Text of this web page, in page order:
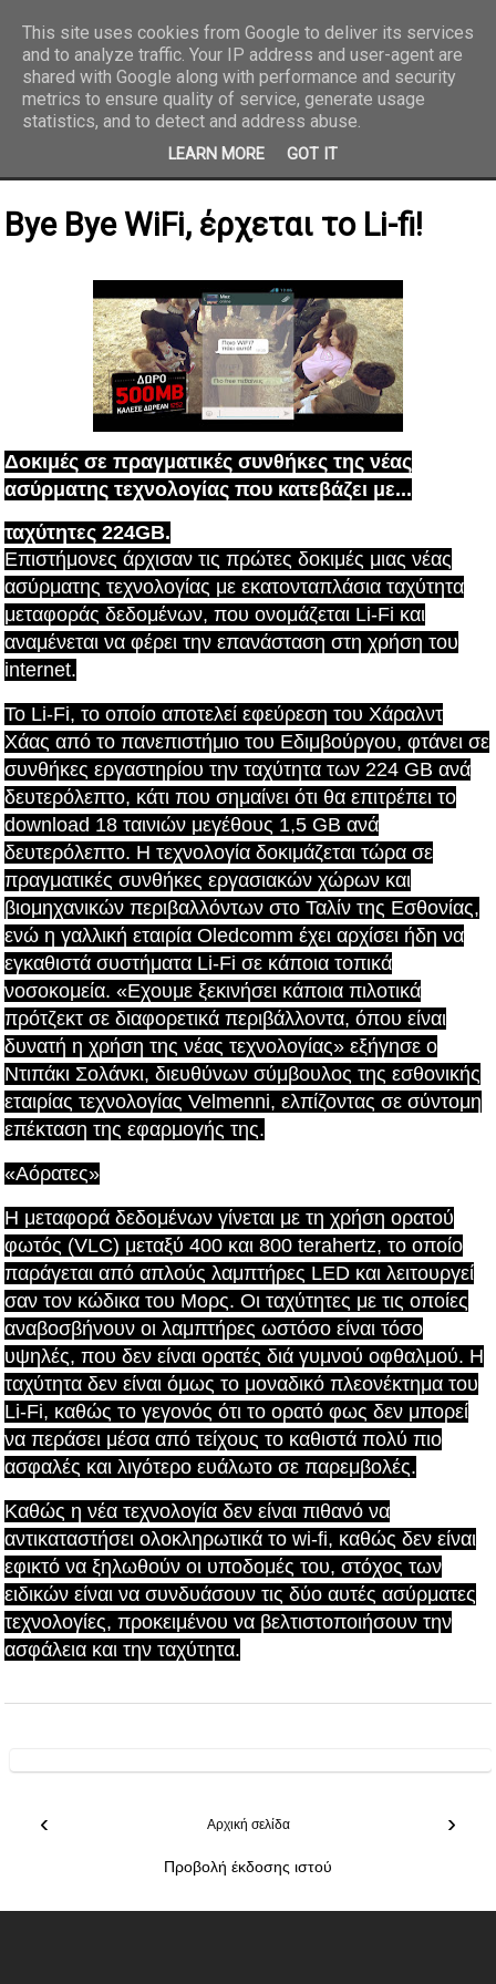
REPORTAZ NET
Bye Bye WiFi, έρχεται το Li-fi!
Δοκιμές σε πραγματικές συνθήκες της νέας
ασύρματης τεχνολογίας που κατεβάζει με...
ταχύτητες 224GB.
Επιστήμονες άρχισαν τις πρώτες δοκιμές μιας νέας
ασύρματης τεχνολογίας με εκατονταπλάσια ταχύτητα
μεταφοράς δεδομένων, που ονομάζεται Li-Fi και
αναμένεται να φέρει την επανάσταση στη χρήση του
internet.
Το Li-Fi, το οποίο αποτελεί εφεύρεση του Χάραλντ
Χάας από το πανεπιστήμιο του Εδιμβούργου, φτάνει σε
συνθήκες εργαστηρίου την ταχύτητα των 224 GB ανά
δευτερόλεπτο, κάτι που σημαίνει ότι θα επιτρέπει το
download 18 ταινιών μεγέθους 1,5 GB ανά
δευτερόλεπτο. Η τεχνολογία δοκιμάζεται τώρα σε
πραγματικές συνθήκες εργασιακών χώρων και
βιομηχανικών περιβαλλόντων στο Ταλίν της Εσθονίας,
ενώ η γαλλική εταιρία Oledcomm έχει αρχίσει ήδη να
εγκαθιστά συστήματα Li-Fi σε κάποια τοπικά
νοσοκομεία. «Εχουμε ξεκινήσει κάποια πιλοτικά
πρότζεκτ σε διαφορετικά περιβάλλοντα, όπου είναι
δυνατή η χρήση της νέας τεχνολογίας» εξήγησε ο
Ντιπάκι Σολάνκι, διευθύνων σύμβουλος της εσθονικής
εταιρίας τεχνολογίας Velmenni, ελπίζοντας σε σύντομη
επέκταση της εφαρμογής της.
«Αόρατες»
Η μεταφορά δεδομένων γίνεται με τη χρήση ορατού
φωτός (VLC) μεταξύ 400 και 800 terahertz, το οποίο
παράγεται από απλούς λαμπτήρες LED και λειτουργεί
σαν τον κώδικα του Μορς. Οι ταχύτητες με τις οποίες
αναβοσβήνουν οι λαμπτήρες ωστόσο είναι τόσο
υψηλές, που δεν είναι ορατές διά γυμνού οφθαλμού. Η
ταχύτητα δεν είναι όμως το μοναδικό πλεονέκτημα του
Li-Fi, καθώς το γεγονός ότι το ορατό φως δεν μπορεί
να περάσει μέσα από τείχους το καθιστά πολύ πιο
ασφαλές και λιγότερο ευάλωτο σε παρεμβολές.
Καθώς η νέα τεχνολογία δεν είναι πιθανό να
αντικαταστήσει ολοκληρωτικά το wi-fi, καθώς δεν είναι
εφικτό να ξηλωθούν οι υποδομές του, στόχος των
ειδικών είναι να συνδυάσουν τις δύο αυτές ασύρματες
τεχνολογίες, προκειμένου να βελτιστοποιήσουν την
ασφάλεια και την ταχύτητα.
‹ ›
Αρχική σελίδα
Προβολή έκδοσης ιστού
This site uses cookies from Google to deliver its services
and to analyze traffic. Your IP address and user-agent are
shared with Google along with performance and security
metrics to ensure quality of service, generate usage
statistics, and to detect and address abuse.
LEARN MORE GOT IT